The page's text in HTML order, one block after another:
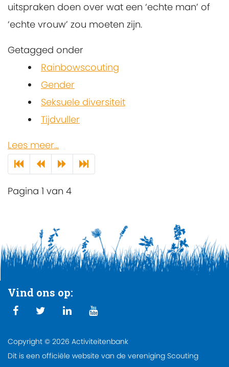
uitspraken doen over wat een ‘echte man’ of
‘echte vrouw’ zou moeten zijn.
Getagged onder
Rainbowscouting
Gender
Seksuele diversiteit
Tijdvuller
Lees meer...
Pagina 1 van 4
Vind ons op:
Copyright © 2026 Activiteitenbank
Dit is een officiële website van de vereniging Scouting